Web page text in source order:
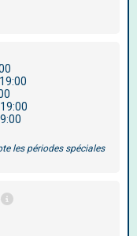
les périodes spéciales